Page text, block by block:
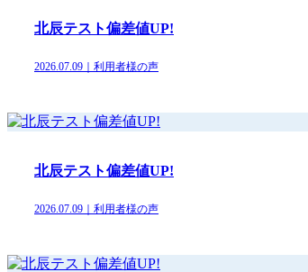
北辰テスト偏差値UP!
2026.07.09｜利用者様の声
北辰テスト偏差値UP!
2026.07.09｜利用者様の声